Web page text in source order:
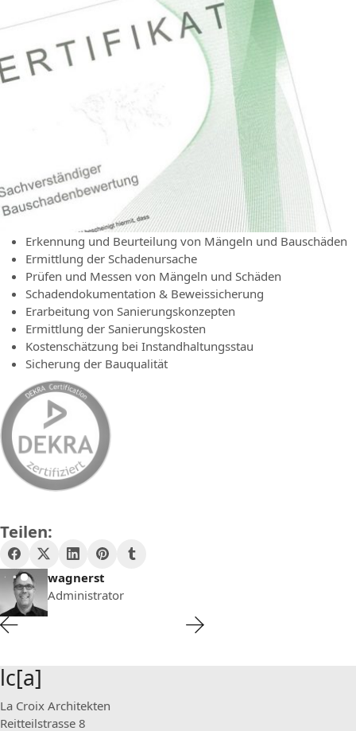
Erkennung und Beurteilung von Mängeln und Bauschäden
Ermittlung der Schadenursache
Prüfen und Messen von Mängeln und Schäden
Schadendokumentation & Beweissicherung
Erarbeitung von Sanierungskonzepten
Ermittlung der Sanierungskosten
Kostenschätzung bei Instandhaltungsstau
Sicherung der Bauqualität
Teilen:
wagnerst
Administrator
lc[a]
La Croix Architekten
Reitteilstrasse 8